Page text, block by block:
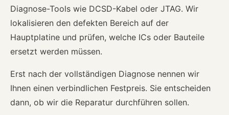
Diagnose-Tools wie DCSD-Kabel oder JTAG. Wir
lokalisieren den defekten Bereich auf der
Hauptplatine und prüfen, welche ICs oder Bauteile
ersetzt werden müssen.
Erst nach der vollständigen Diagnose nennen wir
Ihnen einen verbindlichen Festpreis. Sie entscheiden
dann, ob wir die Reparatur durchführen sollen.